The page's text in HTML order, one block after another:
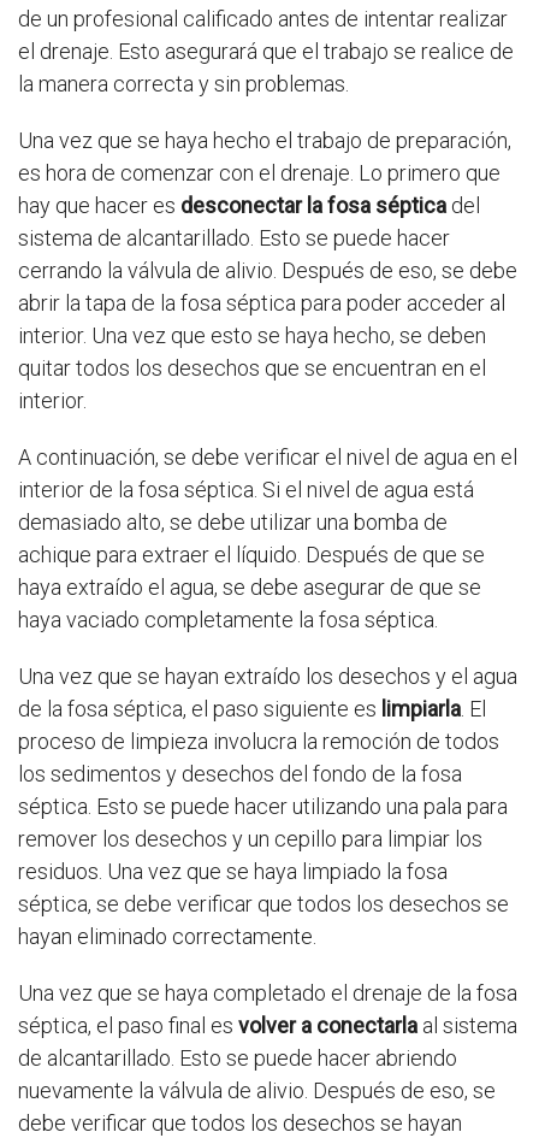
de un profesional calificado antes de intentar realizar
el drenaje. Esto asegurará que el trabajo se realice de
la manera correcta y sin problemas.
Una vez que se haya hecho el trabajo de preparación,
es hora de comenzar con el drenaje. Lo primero que
hay que hacer es desconectar la fosa séptica del
sistema de alcantarillado. Esto se puede hacer
cerrando la válvula de alivio. Después de eso, se debe
abrir la tapa de la fosa séptica para poder acceder al
interior. Una vez que esto se haya hecho, se deben
quitar todos los desechos que se encuentran en el
interior.
A continuación, se debe verificar el nivel de agua en el
interior de la fosa séptica. Si el nivel de agua está
demasiado alto, se debe utilizar una bomba de
achique para extraer el líquido. Después de que se
haya extraído el agua, se debe asegurar de que se
haya vaciado completamente la fosa séptica.
Una vez que se hayan extraído los desechos y el agua
de la fosa séptica, el paso siguiente es limpiarla . El
proceso de limpieza involucra la remoción de todos
los sedimentos y desechos del fondo de la fosa
séptica. Esto se puede hacer utilizando una pala para
remover los desechos y un cepillo para limpiar los
residuos. Una vez que se haya limpiado la fosa
séptica, se debe verificar que todos los desechos se
hayan eliminado correctamente.
Una vez que se haya completado el drenaje de la fosa
séptica, el paso final es volver a conectarla al sistema
de alcantarillado. Esto se puede hacer abriendo
nuevamente la válvula de alivio. Después de eso, se
debe verificar que todos los desechos se hayan